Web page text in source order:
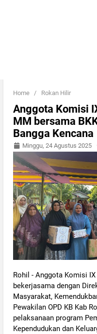
Home / Rokan Hilir
Anggota Komisi
MM bersama
Bangga Kencana
Minggu, 24 Agustus 2025
Rohil - Anggota Komisi
bekerjasama dengan
Masyarakat,
Pewakilan OPD KB Kab
pelaksanaan program
Kependudukan dan